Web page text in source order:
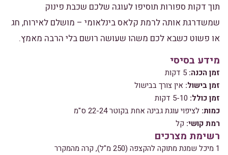
תוך דקות ספורות תוסיפו לעוגה שלכם שכבת פינוק
שמשדרגת אותה לרמת קלאס בינלאומי – מושלם לאירוח, חג
או פשוט כשבא לכם משהו שעושה רושם בלי הרבה מאמץ.
מידע בסיסי
זמן הכנה:
זמן בישול: אין צורך בבישול
זמן כולל:
כמות: לציפוי עוגת גבינה אחת בקוטר 22-24 ס"מ
רמת קושי: קל
רשימת מצרכים
1 מיכל שמנת מתוקה להקצפה (250 מ"ל), קרה מהמקרר